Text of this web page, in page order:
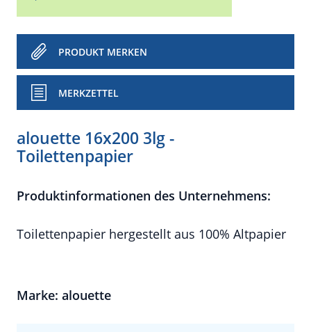
PRODUKT MERKEN
MERKZETTEL
alouette 16x200 3lg -
Toilettenpapier
Produktinformationen des Unternehmens:
Toilettenpapier hergestellt aus 100% Altpapier
Marke: alouette